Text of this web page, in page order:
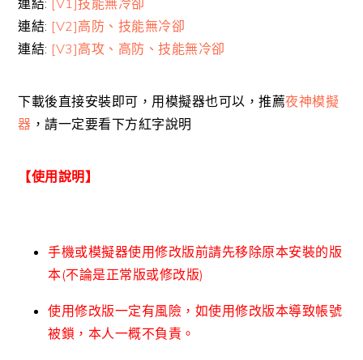
連結: [V2]高防、技能無冷卻
連結: [V3]高攻、高防、技能無冷卻
下載後直接安裝即可，用模擬器也可以，推薦夜神模擬
器 ，請一定要看下方紅字說明
【使用說明】
手機或模擬器使用修改版前請先移除原本安裝的版
本(不論是正常版或修改版)
使用修改版一定有風險，如使用修改版本導致帳號
被鎖，本人一概不負責。